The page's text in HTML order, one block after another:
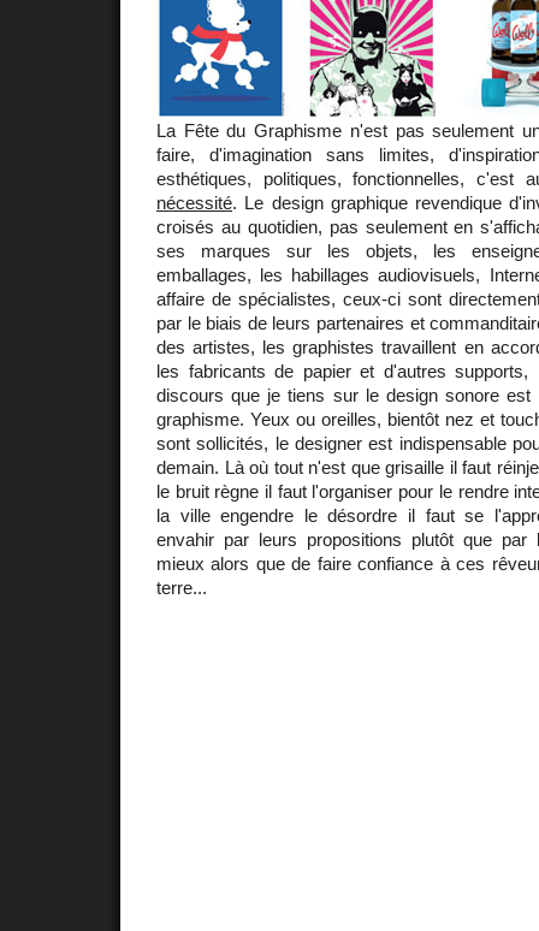
La Fête du Graphisme n'est pas seulement
faire, d'imagination sans limites,
esthétiques, politiques, fonctionnelles, c'est
nécessité. Le design graphique revendique
croisés au quotidien, pas seulement en
ses marques sur les objets, les
emballages, les habillages audiovisuels,
affaire de spécialistes, ceux-ci sont
par le biais de leurs partenaires et
des artistes, les graphistes travaillent en
les fabricants de papier et d'autres supports,
discours que je tiens sur le design sonore
graphisme. Yeux ou oreilles, bientôt nez et
sont sollicités, le designer est indispensable
demain. Là où tout n'est que grisaille il faut
le bruit règne il faut l'organiser pour le rendre
la ville engendre le désordre il faut se
envahir par leurs propositions plutôt que par
mieux alors que de faire confiance à ces
terre...